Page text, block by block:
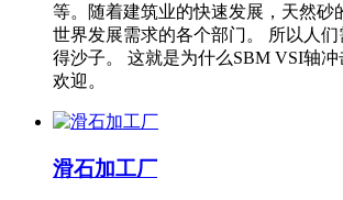
等。随着建筑业的快速发展，天然砂
世界发展需求的各个部门。 所以人
得沙子。 这就是为什么SBM VSI轴
欢迎。
滑石加工厂